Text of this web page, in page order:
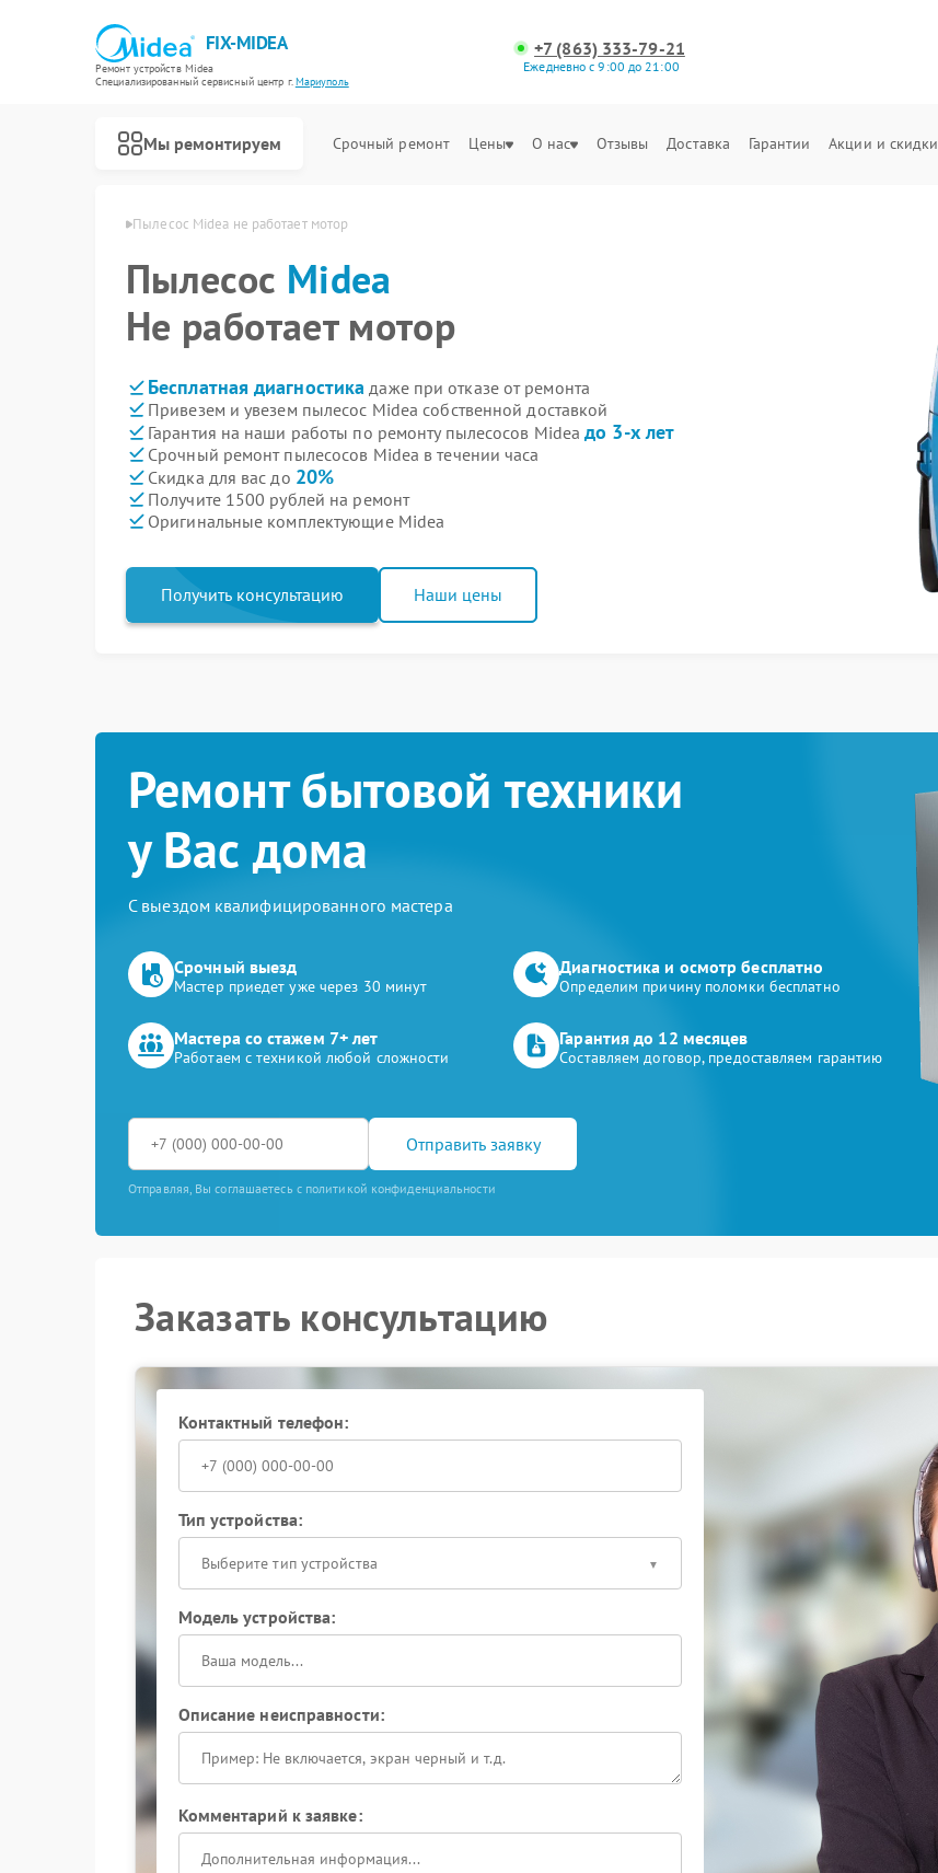
FIX-MIDEA
Ремонт устройств Midea
Специализированный cервисный центр г.Мариуполь
+7 (863) 333-79-21
Ежедневно с 9:00 до 21:00
Мы ремонтируем Срочный ремонт Цены О нас Отзывы Доставка Гарантии Акции и скидки
в Мариуполе Пылесос Midea не работает мотор
Пылесос Midea
Не работает мотор
Бесплатная диагностика даже при отказе от ремонта
Привезем и увезем пылесос Midea собственной доставкой
Гарантия на наши работы по ремонту пылесосов Mideaдо 3-х лет
Срочный ремонт пылесосов Midea в течении часа
Скидка для вас до 20%
Получите 1500 рублей на ремонт
Оригинальные комплектующие Midea
Получить консультацию Наши цены
Ремонт бытовой техники
у Вас дома
С выездом квалифицированного мастера
Срочный выезд
Мастер приедет уже через 30 минут
Диагностика и осмотр бесплатно
Определим причину поломки бесплатно
Мастера со стажем 7+ лет
Работаем с техникой любой сложности
Гарантия до 12 месяцев
Составляем договор, предоставляем гарантию
Отправить заявку
Отправляя, Вы соглашаетесь с политикой конфиденциальности
Заказать консультацию
Контактный телефон:
Тип устройства:
Выберите тип устройства
Модель устройства:
Описание неисправности:
Комментарий к заявке: